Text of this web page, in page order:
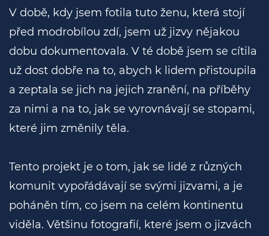
V době, kdy jsem fotila tuto ženu, která stojí
před modrobílou zdí, jsem už jizvy nějakou
dobu dokumentovala. V té době jsem se cítila
už dost dobře na to, abych k lidem přistoupila
a zeptala se jich na jejich zranění, na příběhy
za nimi a na to, jak se vyrovnávají se stopami,
které jim změnily těla.
Tento projekt je o tom, jak se lidé z různých
komunit vypořádávají se svými jizvami, a je
poháněn tím, co jsem na celém kontinentu
viděla. Většinu fotografií, které jsem o jizvách